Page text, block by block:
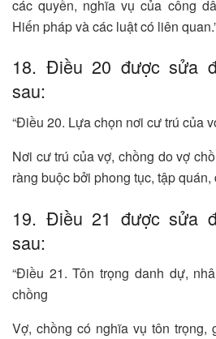
các quyền, nghĩa vụ của công
Hiến pháp và các luật có liên
18. Điều 20 được sửa
sau:
“Điều 20. Lựa chọn nơi cư trú của
Nơi cư trú của vợ, chồng do vợ
ràng buộc bởi phong tục, tập quán,
19. Điều 21 được sửa
sau:
“Điều 21. Tôn trọng danh dự,
chồng
Vợ, chồng có nghĩa vụ tôn trọng,